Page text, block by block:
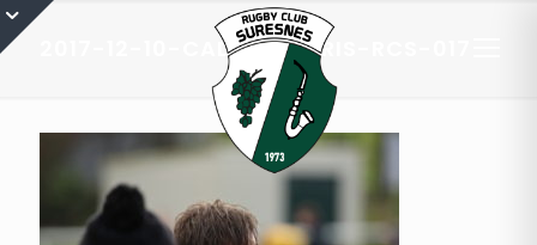
2017-12-10-CADETS-A-RIS-RCS-017